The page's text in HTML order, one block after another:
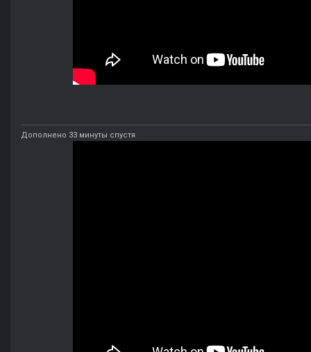
Дополнено 33 минуты спустя